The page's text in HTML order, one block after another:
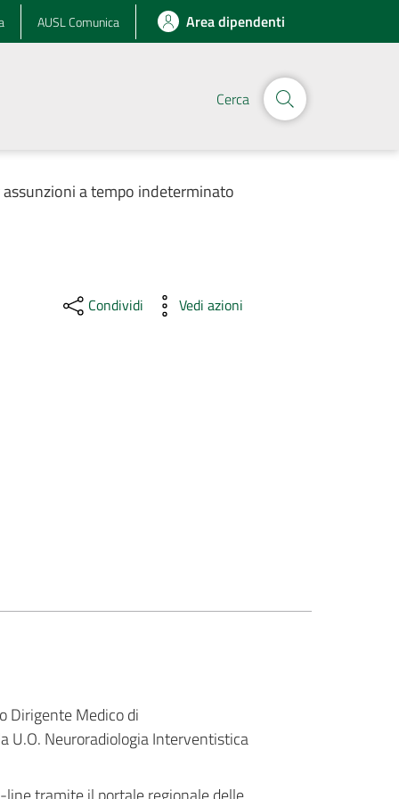
AUSL Comunica Area dipendenti
Cerca
assunzioni a tempo indeterminato
Condividi Vedi azioni
Dirigente Medico di
U.O. Neuroradiologia Interventistica